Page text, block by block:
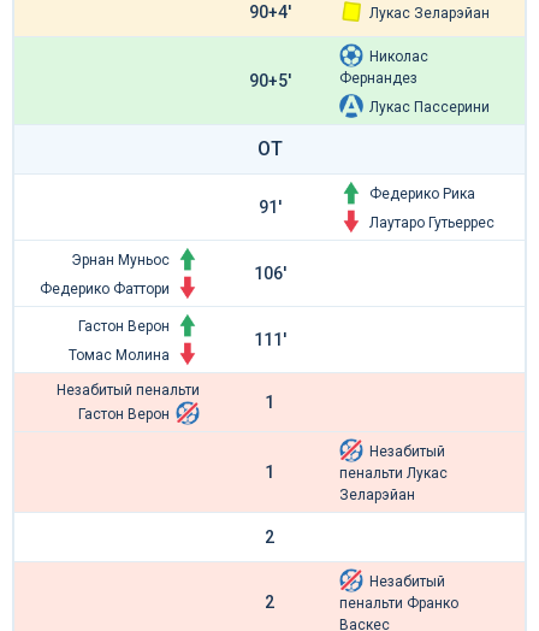
90+4' Лукас Зеларэйан
90+5'
Николас
Фернандез
Лукас Пассерини
ОТ
91'
Федерико Рика
Лаутаро Гутьеррес
Эрнан Муньос
Федерико Фаттори
106'
Гастон Верон
Томас Молина
111'
Незабитый пенальти
Гастон Верон
1
1
Незабитый
пенальти Лукас
Зеларэйан
2
2
Незабитый
пенальти Франко
Васкес